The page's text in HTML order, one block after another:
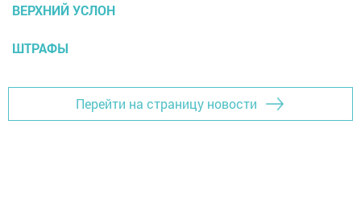
ВЕРХНИЙ УСЛОН
ШТРАФЫ
Перейти на страницу новости